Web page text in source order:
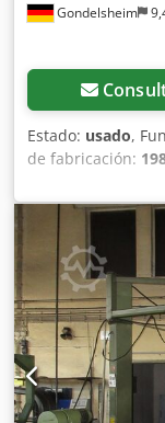
Gondelsheim
Estado: usado,
de fabricación:
Datos técnicos:
columna ABUS
carga con
2,95 m Alcance:
2,4 m Altura del
400 kg Incl.
giro 270°,
disponible de
Gondelsheim Hay
carga
de transporte o